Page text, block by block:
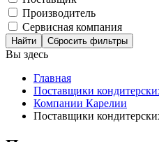
Производитель
Сервисная компания
Сбросить фильтры
Вы здесь
Главная
Поставщики
Компании Карелии
Поставщики